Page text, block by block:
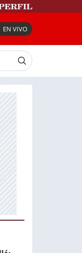
EN VIVO